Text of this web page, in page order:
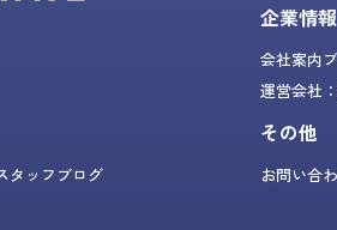
企業情報
会社案内
運営会社
タッフブログ
その他
お問い合